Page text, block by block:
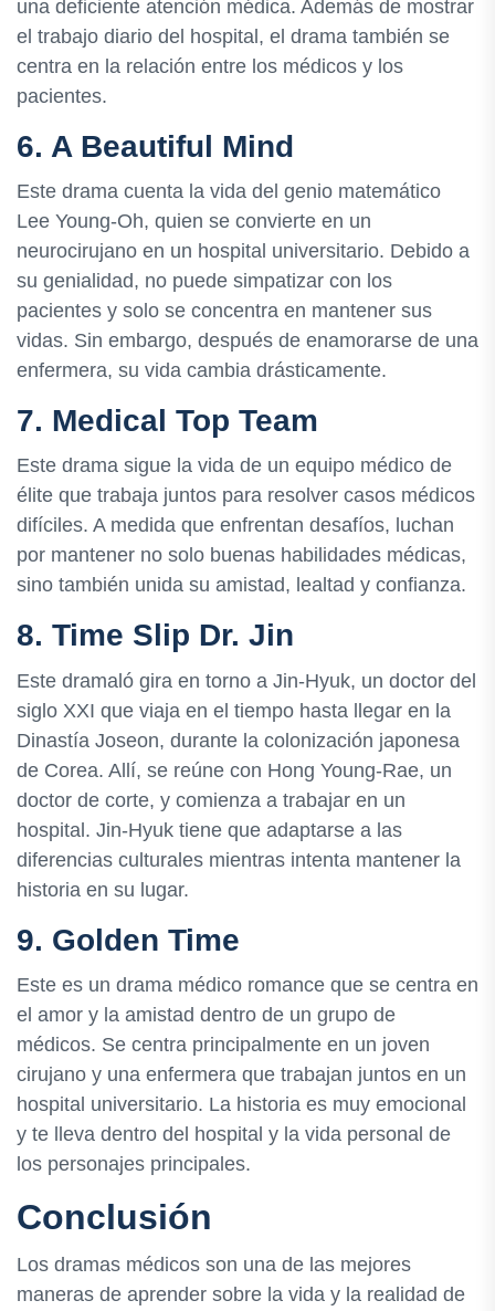
una deficiente atención médica. Además de mostrar
el trabajo diario del hospital, el drama también se
centra en la relación entre los médicos y los
pacientes.
6. A Beautiful Mind
Este drama cuenta la vida del genio matemático
Lee Young-Oh, quien se convierte en un
neurocirujano en un hospital universitario. Debido a
su genialidad, no puede simpatizar con los
pacientes y solo se concentra en mantener sus
vidas. Sin embargo, después de enamorarse de una
enfermera, su vida cambia drásticamente.
7. Medical Top Team
Este drama sigue la vida de un equipo médico de
élite que trabaja juntos para resolver casos médicos
difíciles. A medida que enfrentan desafíos, luchan
por mantener no solo buenas habilidades médicas,
sino también unida su amistad, lealtad y confianza.
8. Time Slip Dr. Jin
Este dramaló gira en torno a Jin-Hyuk, un doctor del
siglo XXI que viaja en el tiempo hasta llegar en la
Dinastía Joseon, durante la colonización japonesa
de Corea. Allí, se reúne con Hong Young-Rae, un
doctor de corte, y comienza a trabajar en un
hospital. Jin-Hyuk tiene que adaptarse a las
diferencias culturales mientras intenta mantener la
historia en su lugar.
9. Golden Time
Este es un drama médico romance que se centra en
el amor y la amistad dentro de un grupo de
médicos. Se centra principalmente en un joven
cirujano y una enfermera que trabajan juntos en un
hospital universitario. La historia es muy emocional
y te lleva dentro del hospital y la vida personal de
los personajes principales.
Conclusión
Los dramas médicos son una de las mejores
maneras de aprender sobre la vida y la realidad de